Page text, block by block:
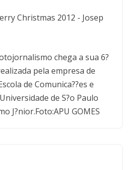
Christmas 2012 - Josep
chega a sua 6?
pela empresa de
de Comunica??es e
de S?o Paulo
J?nior.Foto:APU GOMES